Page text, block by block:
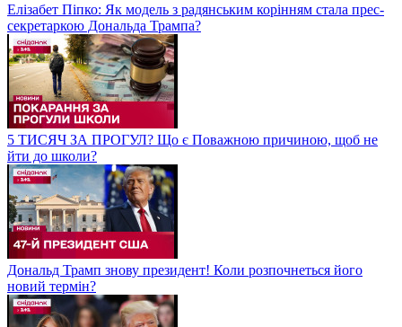
Елізабет Піпко: Як модель з радянським корінням стала прес-
секретаркою Дональда Трампа?
5 ТИСЯЧ ЗА ПРОГУЛ? Що є Поважною причиною, щоб не
йти до школи?
Дональд Трамп знову президент! Коли розпочнеться його
новий термін?